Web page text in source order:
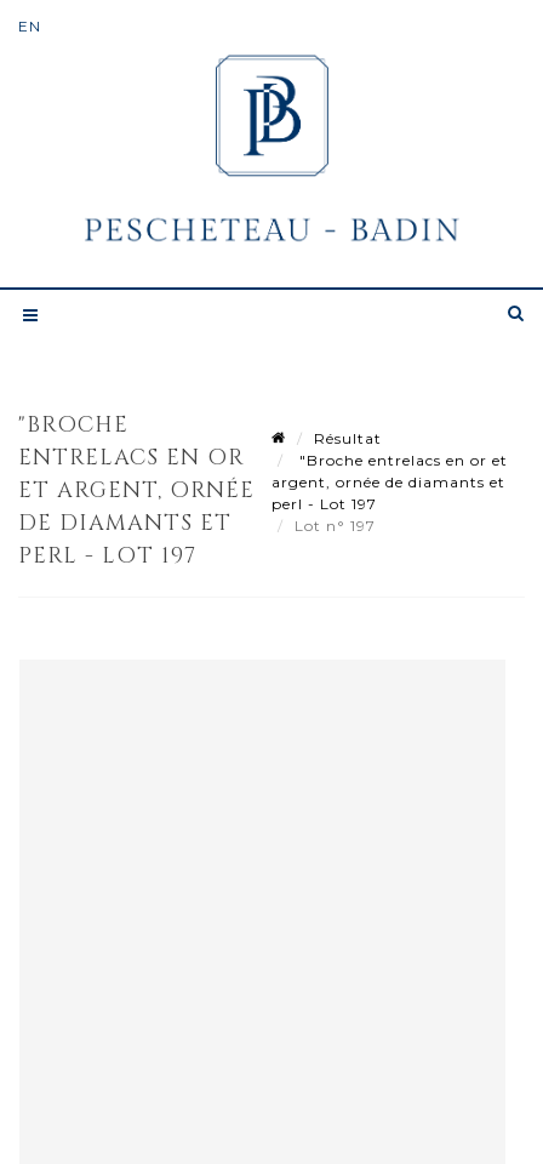
"BROCHE
ENTRELACS EN OR
ET ARGENT, ORNÉE
DE DIAMANTS ET
PERL - LOT 197
Résultat
"Broche entrelacs en or et
argent, ornée de diamants et
perl - Lot 197
Lot n° 197